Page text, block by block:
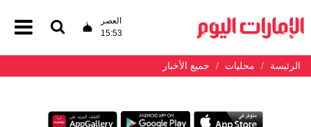
العصر
15:53
الرئيسة محليات جميع الأخبار